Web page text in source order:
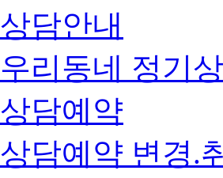
상담안내
우리동네 정기
상담예약
상담예약 변경.